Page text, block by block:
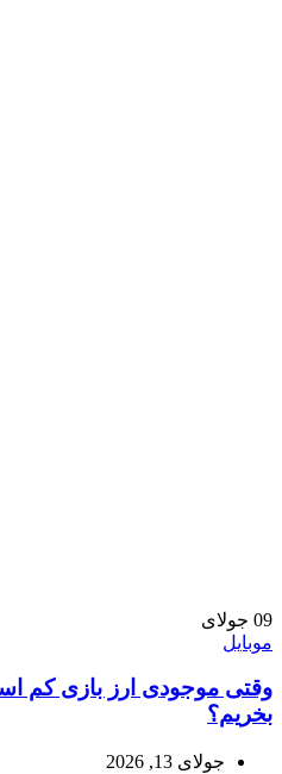
09 جولای
موبایل
وقتی موجودی ارز بازی کم
بخریم؟
جولای 13, 2026